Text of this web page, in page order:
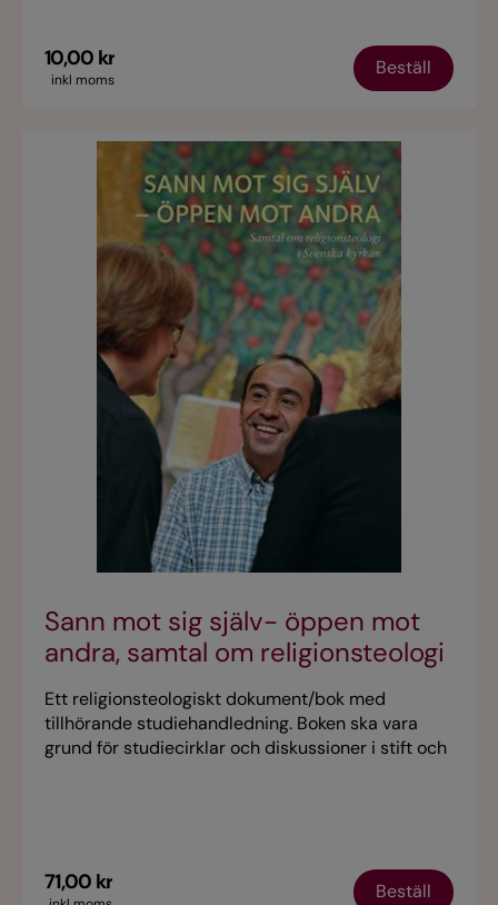
10,00 kr
inkl moms
Beställ
Sann mot sig själv- öppen mot
andra, samtal om religionsteologi
i Svenska kyrkan
Ett religionsteologiskt dokument/bok med
tillhörande studiehandledning. Boken ska vara
grund för studiecirklar och diskussioner i stift och
71,00 kr Beställ